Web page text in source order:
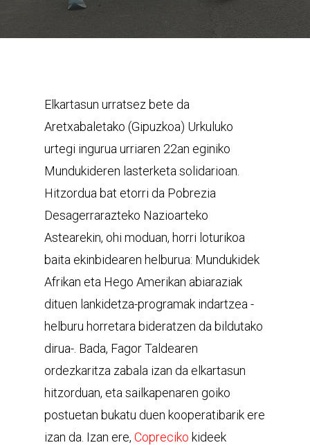
Elkartasun urratsez bete da
Aretxabaletako (Gipuzkoa) Urkuluko
urtegi ingurua urriaren 22an eginiko
Mundukideren lasterketa solidarioan.
Hitzordua bat etorri da Pobrezia
Desagerrarazteko Nazioarteko
Astearekin, ohi moduan, horri loturikoa
baita ekinbidearen helburua: Mundukidek
Afrikan eta Hego Amerikan abiaraziak
dituen lankidetza-programak indartzea -
helburu horretara bideratzen da bildutako
dirua-. Bada, Fagor Taldearen
ordezkaritza zabala izan da elkartasun
hitzorduan, eta sailkapenaren goiko
postuetan bukatu duen kooperatibarik ere
izan da. Izan ere, Copreciko kideek